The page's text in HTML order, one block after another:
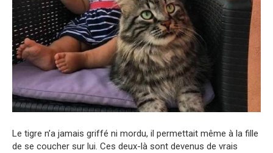
Le tigre n’a jamais griffé ni mordu, il permettait même à la fille
de se coucher sur lui. Ces deux-là sont devenus de vrais